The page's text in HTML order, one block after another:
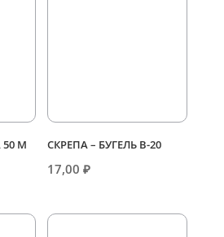
М СКРЕПА – БУГЕЛЬ В-20
17,00₽